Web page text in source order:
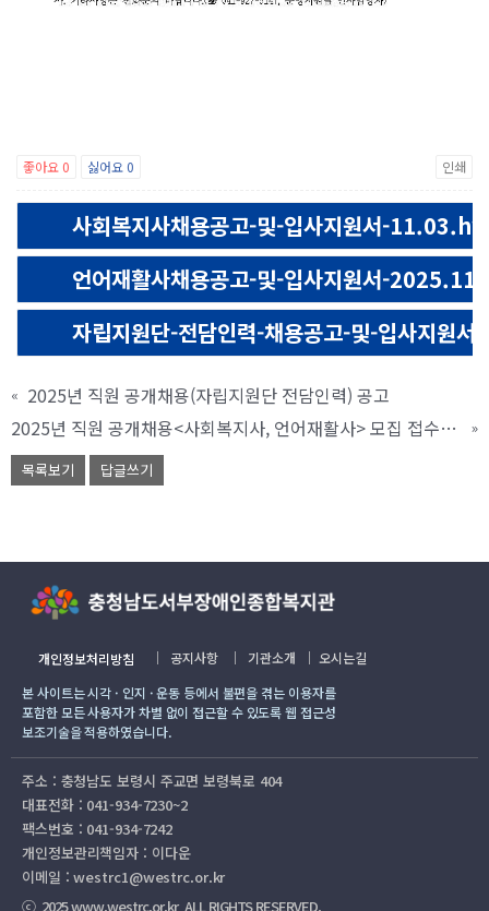
좋아요 0 싫어요0 인쇄
사회복지사채용공고-및-입사지원서-
언어재활사채용공고-및-입사지원서-
자립지원단-전담인력-채용공고-및-입사지원
« 2025년 직원 공개채용(자립지원단 전담인력) 공고
2025년 직원 공개채용<사회복지사, 언어재활사> 모집 접수기간 연장
»
목록보기 답글쓰기
개인정보처리방침 ｜ 공지사항 ｜ 기관소개 ｜ 오시는길
본 사이트는 시각 · 인지 · 운동 등에서 불편을 겪는 이용자를
포함한 모든 사용자가 차별 없이 접근할 수 있도록 웹 접근성
보조기술을 적용하였습니다.
주소 : 충청남도 보령시 주교면 보령북로 404
대표전화 : 041-934-7230~2
팩스번호 : 041-934-7242
개인정보관리책임자 : 이다운
이메일 : westrc1@westrc.or.kr
ⓒ 2025 www.westrc.or.kr ALL RIGHTS RESERVED.